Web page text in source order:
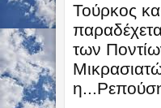
Τούρκος
των
η...Ρεπούση